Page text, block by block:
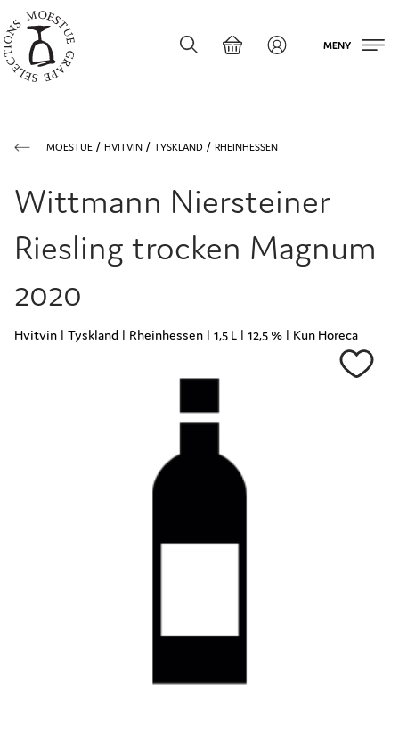
MENY
MOESTUE HVITVIN TYSKLAND RHEINHESSEN
Wittmann Niersteiner
Riesling trocken Magnum
2020
Hvitvin | Tyskland | Rheinhessen | 1,5 L | 12,5 % | Kun Horeca